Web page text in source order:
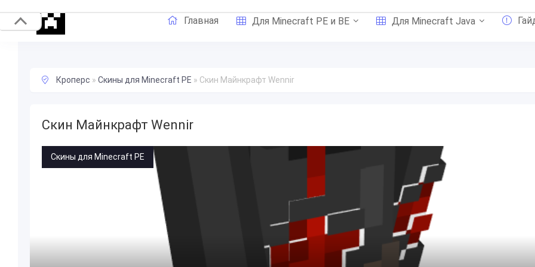
Главная Для Minecraft PE и BE Для Minecraft Java
Кроперс » Скины для Minecraft PE » Скин Майнкрафт Wennir
Скин Майнкрафт Wennir
Скины для Minecraft PE